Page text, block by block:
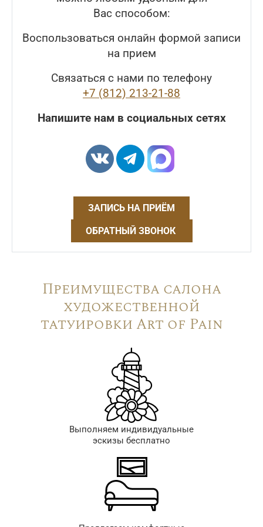
Вас способом:
Воспользоваться онлайн формой записи
на прием
Связаться с нами по телефону
+7 (812) 213-21-88
Напишите нам в социальных сетях
ЗАПИСЬ НА ПРИЁМ
ОБРАТНЫЙ ЗВОНОК
Преимущества салона
художественной
татуировки Art of Pain
Выполняем индивидуальные
эскизы бесплатно